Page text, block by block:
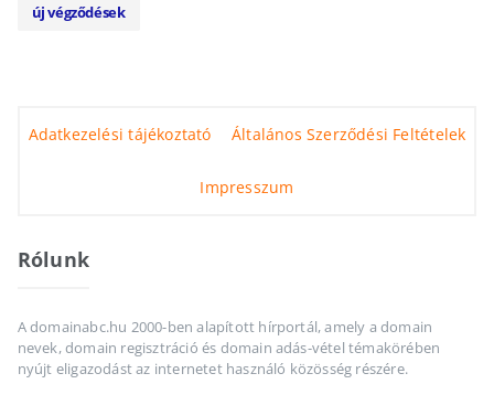
új végződések
Adatkezelési tájékoztató Általános Szerződési Feltételek
Impresszum
Rólunk
A domainabc.hu 2000-ben alapított hírportál, amely a domain
nevek, domain regisztráció és domain adás-vétel témakörében
nyújt eligazodást az internetet használó közösség részére.